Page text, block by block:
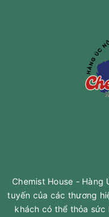
Chemist House - Hàng
tuyến của các thương
khách có thể thỏa